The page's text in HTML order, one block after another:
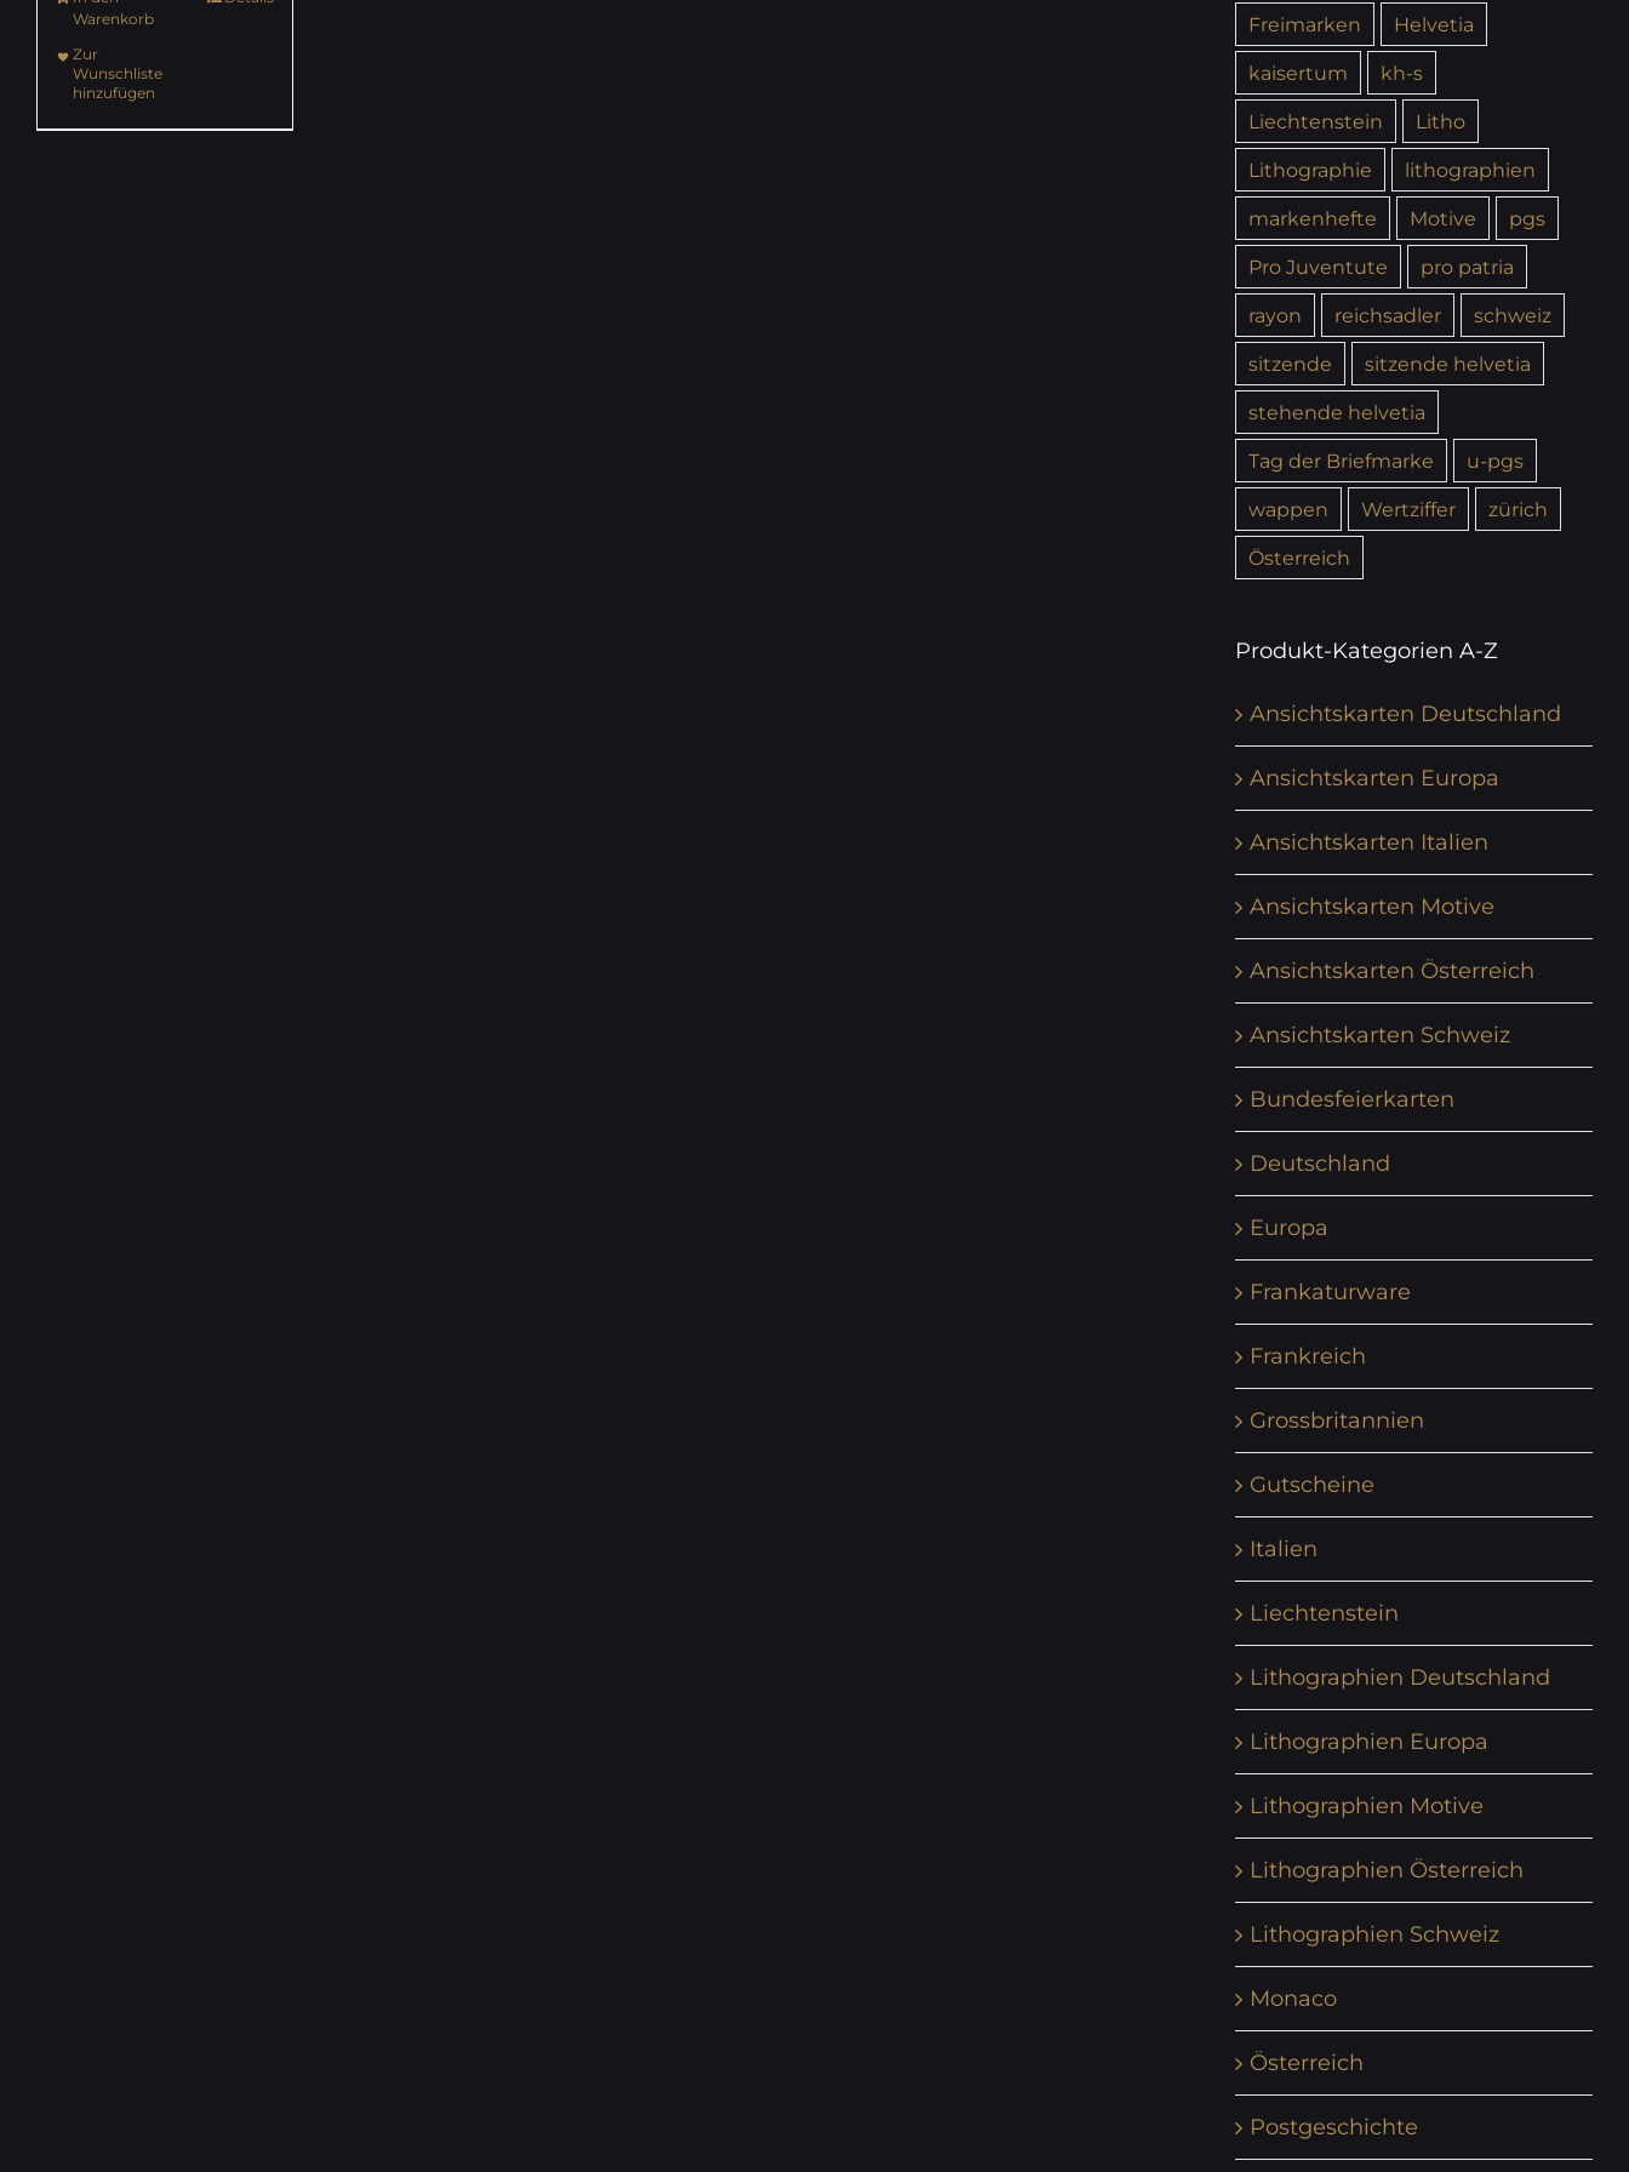
Warenkorb
Zur
Wunschliste
hinzufügen
Freimarken
Helvetia
kaisertum
kh-s
Liechtenstein
Litho
Lithographie
lithographien
markenhefte
Motive
pgs
Pro Juventute
pro patria
rayon
reichsadler
schweiz
sitzende
sitzende helvetia
stehende helvetia
Tag der Briefmarke
u-pgs
wappen
Wertziffer
zürich
Österreich
Produkt-Kategorien A-Z
Ansichtskarten Deutschland
Ansichtskarten Europa
Ansichtskarten Italien
Ansichtskarten Motive
Ansichtskarten Österreich
Ansichtskarten Schweiz
Bundesfeierkarten
Deutschland
Europa
Frankaturware
Frankreich
Grossbritannien
Gutscheine
Italien
Liechtenstein
Lithographien Deutschland
Lithographien Europa
Lithographien Motive
Lithographien Österreich
Lithographien Schweiz
Monaco
Österreich
Postgeschichte